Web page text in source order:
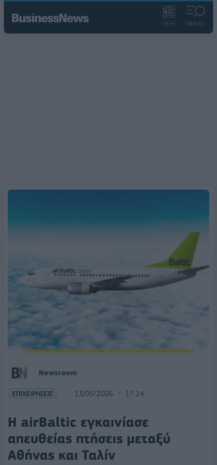
ΡΟΗ ΜΕΝΟΥ
Νewsroom
ΕΠΙΧΕΙΡΗΣΕΙΣ 13/05/2026 17:24
Η airBaltic εγκαινίασε
απευθείας πτήσεις μεταξύ
Αθήνας και Ταλίν